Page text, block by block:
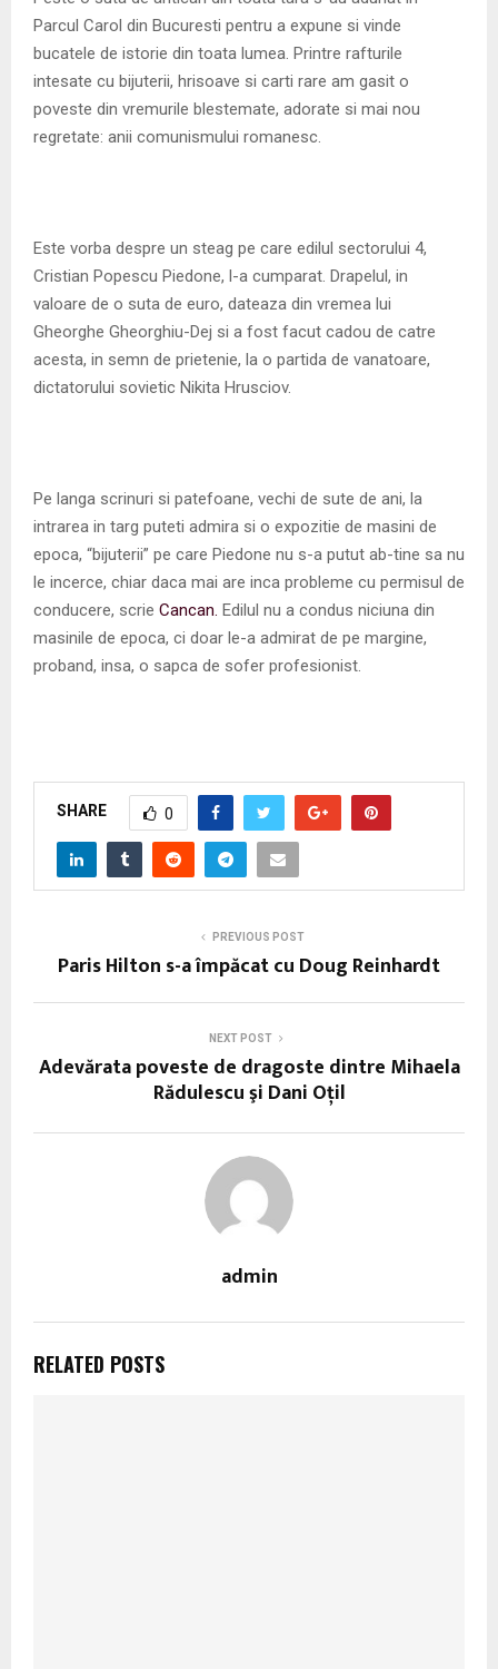
E
N
Parcul Carol din Bucuresti pentru a expune si vinde
bucatele de istorie din toata lumea. Printre rafturile
intesate cu bijuterii, hrisoave si carti rare am gasit o
poveste din vremurile blestemate, adorate si mai nou
regretate: anii comunismului romanesc.
Este vorba despre un steag pe care edilul sectorului 4,
Cristian Popescu Piedone, l-a cumparat. Drapelul, in
valoare de o suta de euro, dateaza din vremea lui
Gheorghe Gheorghiu-Dej si a fost facut cadou de catre
acesta, in semn de prietenie, la o partida de vanatoare,
dictatorului sovietic Nikita Hrusciov.
Pe langa scrinuri si patefoane, vechi de sute de ani, la
intrarea in targ puteti admira si o expozitie de masini de
epoca, “bijuterii” pe care Piedone nu s-a putut ab-tine sa nu
le incerce, chiar daca mai are inca probleme cu permisul de
conducere, scrie Cancan. Edilul nu a condus niciuna din
masinile de epoca, ci doar le-a admirat de pe margine,
proband, insa, o sapca de sofer profesionist.
SHARE 0
PREVIOUS POST
Paris Hilton s-a împăcat cu Doug Reinhardt
NEXT POST
Adevărata poveste de dragoste dintre Mihaela
Rădulescu şi Dani Oţil
admin
RELATED POSTS